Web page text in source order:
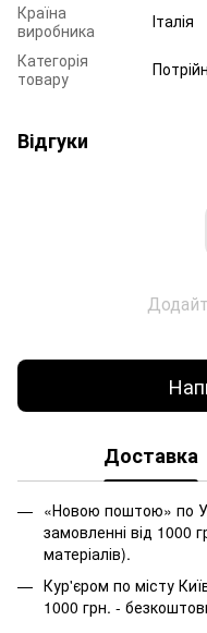
Країна
виробника
Італія
Категорія
товару
Відгуки
Доставка
«Новою поштою» по
замовленні від 1000
матеріалів).
Кур'єром по місту
1000 грн. -